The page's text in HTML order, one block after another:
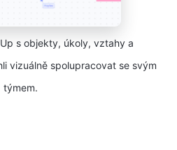
s objekty, úkoly, vztahy a
vizuálně spolupracovat se svým
týmem.